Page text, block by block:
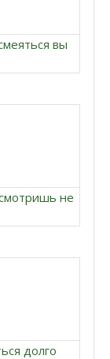
вы
не
долго